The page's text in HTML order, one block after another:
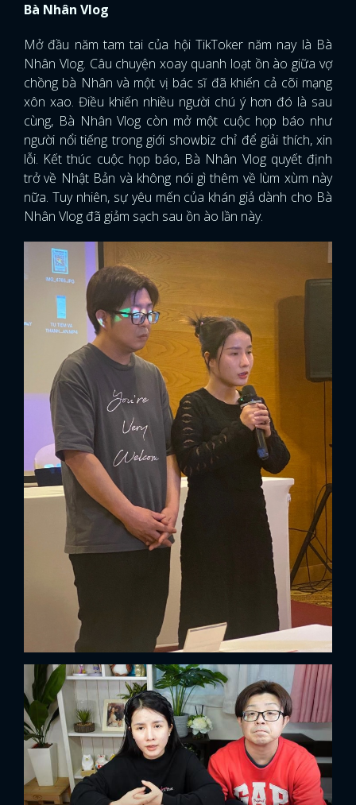
x
ĐĂNG NHẬP
Bà Nhân Vlog
Mở đầu năm tam tai của hội TikToker năm nay là Bà
Nhân Vlog. Câu chuyện xoay quanh loạt ồn ào giữa vợ
chồng bà Nhân và một vị bác sĩ đã khiến cả cõi mạng
xôn xao. Điều khiến nhiều người chú ý hơn đó là sau
cùng, Bà Nhân Vlog còn mở một cuộc họp báo như
người nổi tiếng trong giới showbiz chỉ để giải thích, xin
lỗi. Kết thúc cuộc họp báo, Bà Nhân Vlog quyết định
trở về Nhật Bản và không nói gì thêm về lùm xùm này
nữa. Tuy nhiên, sự yêu mến của khán giả dành cho Bà
Nhân Vlog đã giảm sạch sau ồn ào lần này.